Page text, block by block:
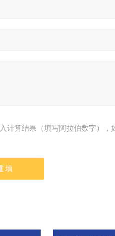
计算结果（填写阿拉伯数字），